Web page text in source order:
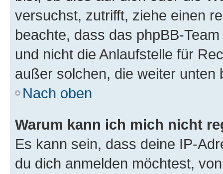
versuchst, zutrifft, ziehe einen
beachte, dass das phpBB-
und nicht die Anlaufstelle für
außer solchen, die weiter unten
Nach oben
Warum kann ich mich nicht
Es kann sein, dass deine IP-
du dich anmelden möchtest,